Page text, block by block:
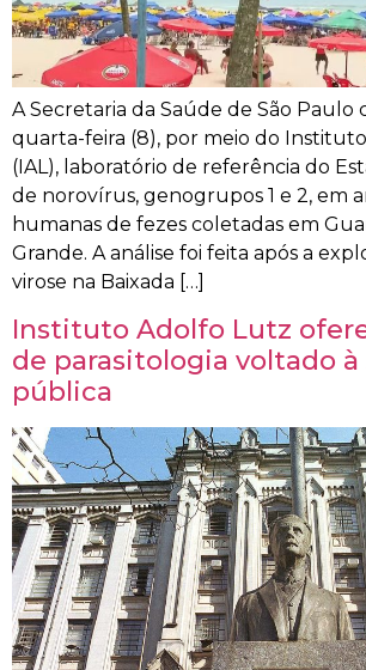
A Secretaria da Saúde de São
quarta-feira (8), por meio do
(IAL), laboratório de referência do
de norovírus, genogrupos 1 e 2, em
humanas de fezes coletadas em
Grande. A análise foi feita após a
virose na Baixada […]
Instituto Adolfo Lutz
de parasitologia voltado à
pública